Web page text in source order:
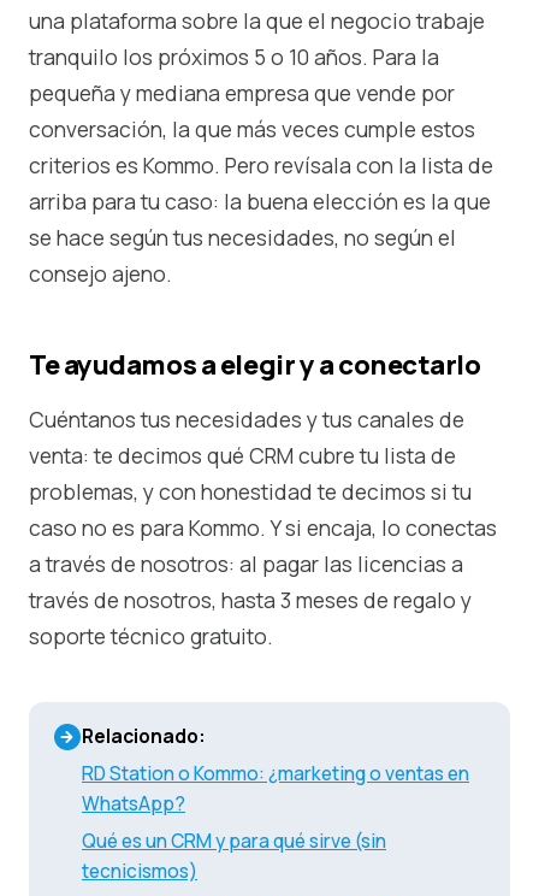
una plataforma sobre la que el negocio trabaje
tranquilo los próximos 5 o 10 años. Para la
pequeña y mediana empresa que vende por
conversación, la que más veces cumple estos
criterios es Kommo. Pero revísala con la lista de
arriba para tu caso: la buena elección es la que
se hace según tus necesidades, no según el
consejo ajeno.
Te ayudamos a elegir y a conectarlo
Cuéntanos tus necesidades y tus canales de
venta: te decimos qué CRM cubre tu lista de
problemas, y con honestidad te decimos si tu
caso no es para Kommo. Y si encaja, lo conectas
a través de nosotros: al pagar las licencias a
través de nosotros, hasta 3 meses de regalo y
soporte técnico gratuito.
Relacionado:
RD Station o Kommo: ¿marketing o ventas en
WhatsApp?
Qué es un CRM y para qué sirve (sin
tecnicismos)